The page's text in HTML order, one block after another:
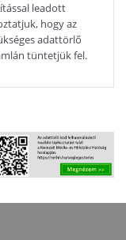
leadott
hogy az
adattörlő
tüntetjük fel.